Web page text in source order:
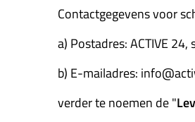
Contactgegevens voor
a) Postadres: ACTIVE
b) E-mailadres:
verder te noemen de "